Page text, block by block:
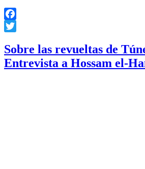
Facebook
Sobre las revueltas de
Entrevista a Hossam el-